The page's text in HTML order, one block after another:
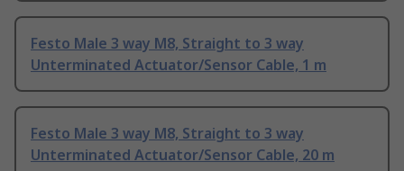
Festo Male 3 way M8, Straight to 3 way
Unterminated Actuator/Sensor Cable, 1 m
Festo Male 3 way M8, Straight to 3 way
Unterminated Actuator/Sensor Cable, 20 m